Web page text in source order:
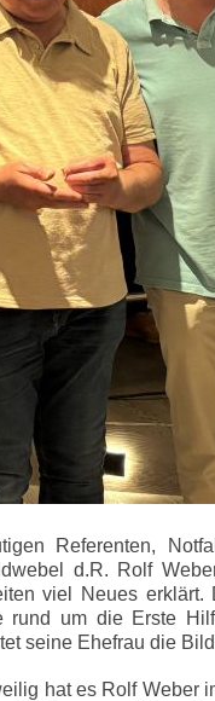
Referenten,
d.R. Rolf
viel Neues erklärt.
rund um die Erste
seine Ehefrau die
hat es Rolf Weber